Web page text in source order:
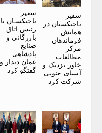
سفیر
تاجیکستان در
همایش
فرماندهان
مرکز
مطالعات
خاور نزدیک و
آسیای جنوبی
شرکت کرد
سفیر
تاجیکستان با
رئیس اتاق
بازرگانی و
صنایع
پادشاهی
عمان دیدار و
گفتگو کرد